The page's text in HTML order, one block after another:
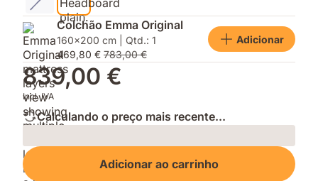
Colchão Emma Original
160x200 cm | Qtd.: 1
469,80 € 783,00 €
Adicionar
839,00 €
Incl. IVA
Calculando o preço mais recente...
Loading
Adicionar ao carrinho